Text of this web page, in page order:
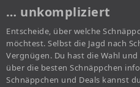
… unkompliziert
Entscheide, über welche
möchtest. Selbst die Jagd nach
Vergnügen. Du hast die Wahl
über die besten Schnäppchen
Schnäppchen und Deals kannst